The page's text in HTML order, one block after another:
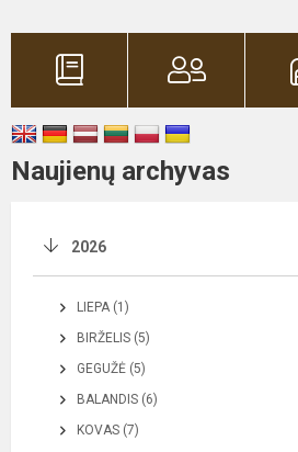
Naujienų archyvas
2026
LIEPA (1)
BIRŽELIS (5)
GEGUŽĖ (5)
BALANDIS (6)
KOVAS (7)